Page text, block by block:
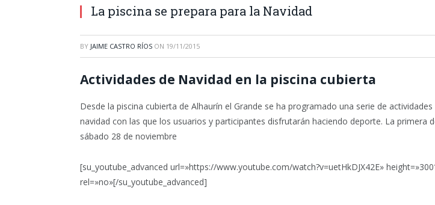
La piscina se prepara para la Navidad
BY JAIME CASTRO RÍOS ON 19/11/2015
Actividades de Navidad en la piscina cubierta
Desde la piscina cubierta de Alhaurín el Grande se ha programado una serie de
navidad con las que los usuarios y participantes disfrutarán haciendo deporte. La primera
sábado 28 de noviembre
[su_youtube_advanced url=»https://www.youtube.com/watch?v=uetHkDJX42E»
rel=»no»[/su_youtube_advanced]